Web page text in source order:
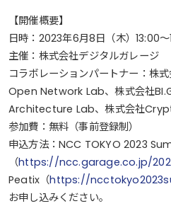
【開催概要】
日時：2023年6月8日（木）13:00
主催：株式会社デジタルガレージ
コラボレーションパートナー：株
Open Network Lab、株式会社
Architecture Lab、株式会社
参加費：無料（事前登録制）
申込方法：NCC TOKYO 2023
（https://ncc.garage.co.jp/
Peatix（https://
お申し込みください。